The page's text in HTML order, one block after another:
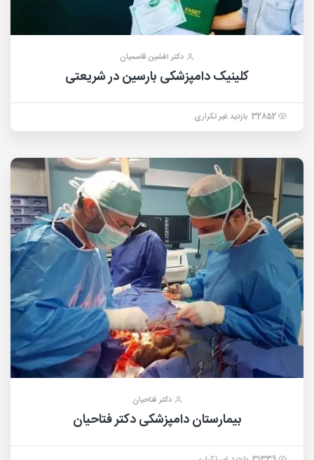
دکتر افشین قاسمیان
کلینیک دامپزشکی بارسین در شریعتی
32852 بازدید غیر تکراری
دکتر فتاحیان
بیمارستان دامپزشکی دکتر فتاحیان